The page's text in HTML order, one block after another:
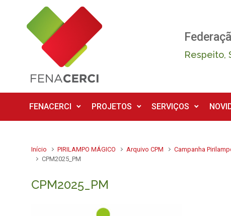
Skip to main content
Respeito,
FENACERCI PROJETOS SERVIÇOS
Início PIRILAMPO MÁGICO Arquivo CPM Campanha
CPM2025_PM
CPM2025_PM